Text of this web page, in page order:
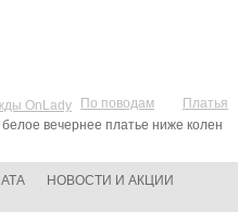
По поводам
Платья
вечернее платье ниже колен
НОВОСТИ И АКЦИИ